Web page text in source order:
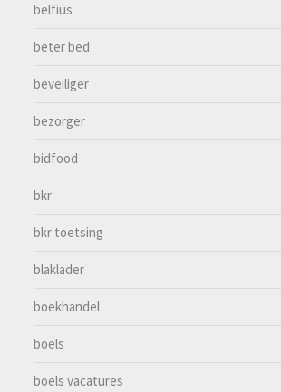
belfius
beter bed
beveiliger
bezorger
bidfood
bkr
bkr toetsing
blaklader
boekhandel
boels
boels vacatures